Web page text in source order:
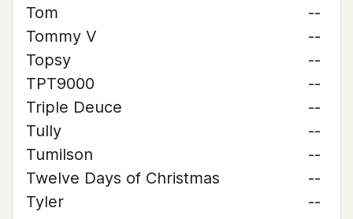
Tom
--
Tommy V
--
Topsy
--
TPT9000
--
Triple Deuce
--
Tully
--
Tumilson
--
Twelve Days of Christmas
--
Tyler
--